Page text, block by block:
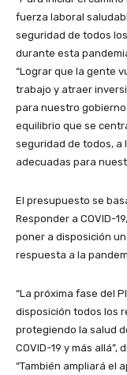
fuerza laboral
seguridad de todos
durante esta
“Lograr que la gente
trabajo y atraer
para nuestro
equilibrio que se
seguridad de todos, a
adecuadas para
El presupuesto se
Responder a COVID-
poner a disposición
respuesta a la
“La próxima fase del
disposición todos los
protegiendo la salud
COVID-19 y más allá”,
“También ampliará el